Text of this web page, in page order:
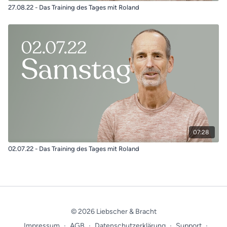
27.08.22 - Das Training des Tages mit Roland
07:28
02.07.22 - Das Training des Tages mit Roland
© 2026 Liebscher & Bracht